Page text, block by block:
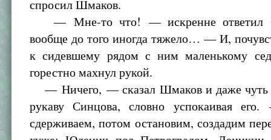
спросил Шмаков.
— Мне-то что! — искренне
вообще до того иногда тяжело… — И,
к сидевшему рядом с ним маленькому
горестно махнул рукой.
— Ничего, — сказал Шмаков и даже чуть
рукаву Синцова, словно успокаивая
сдерживаем, потом остановим, создадим